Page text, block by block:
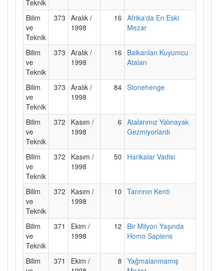
Teknik
Bilim
ve
Teknik
373 Aralık /
1998
16 Afrika'da En Eski
Mezar
Bilim
ve
Teknik
373 Aralık /
1998
16
Balkanları Kuyumcu
Ataları
Bilim
ve
Teknik
373 Aralık /
1998
84 Stonehenge
Bilim
ve
Teknik
372
Kasım /
1998
6 Atalarımız Yalınayak
Gezmiyorlardı
Bilim
ve
Teknik
372
Kasım /
1998
50 Harikalar Vadisi
Bilim
ve
Teknik
372
Kasım /
1998
10 Tanrının Kenti
Bilim
ve
Teknik
371
Ekim /
1998
12
Bir Milyon Yaşında
Homo Sapiens
Bilim
371
Ekim /
8 Yağmalanmamış